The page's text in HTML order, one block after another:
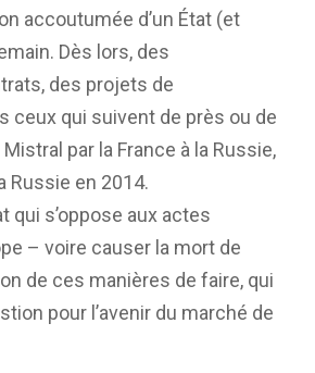
accoutumée d’un État (et
Dès lors, des
des projets de
ceux qui suivent de près ou de
par la France à la Russie,
Russie en 2014.
qui s’oppose aux actes
– voire causer la mort de
de ces manières de faire, qui
pour l’avenir du marché de